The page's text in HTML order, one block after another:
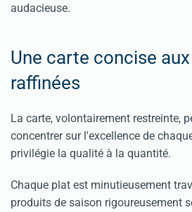
audacieuse.
Une carte concise
raffinées
La carte, volontairement restreinte,
concentrer sur l'excellence de
privilégie la qualité à la quantité.
Chaque plat est minutieusement
produits de saison rigoureusement